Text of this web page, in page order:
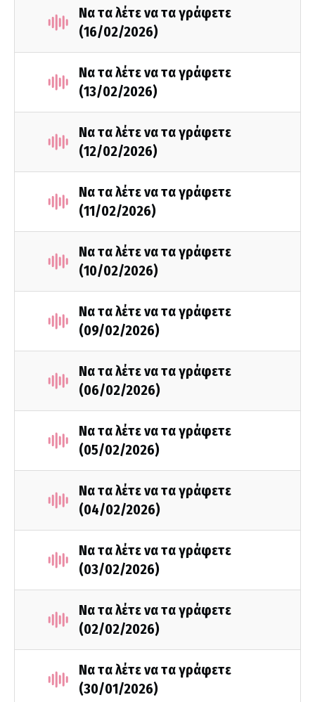
Να τα λέτε να τα γράφετε
(16/02/2026)
Να τα λέτε να τα γράφετε
(13/02/2026)
Να τα λέτε να τα γράφετε
(12/02/2026)
Να τα λέτε να τα γράφετε
(11/02/2026)
Να τα λέτε να τα γράφετε
(10/02/2026)
Να τα λέτε να τα γράφετε
(09/02/2026)
Να τα λέτε να τα γράφετε
(06/02/2026)
Να τα λέτε να τα γράφετε
(05/02/2026)
Να τα λέτε να τα γράφετε
(04/02/2026)
Να τα λέτε να τα γράφετε
(03/02/2026)
Να τα λέτε να τα γράφετε
(02/02/2026)
Να τα λέτε να τα γράφετε
(30/01/2026)